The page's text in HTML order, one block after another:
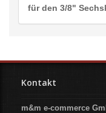
für den 3/8"
Kontakt
m&m e-commerce